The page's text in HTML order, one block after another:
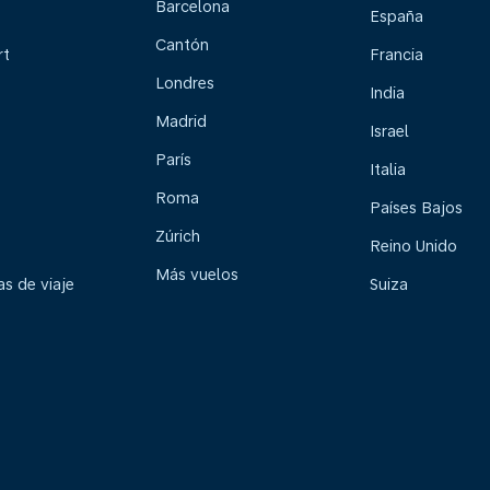
de viaje
Barcelona
Cantón
Londres
Madrid
París
Roma
Zúrich
Más vuelos
España
Francia
India
Israel
Italia
Países Bajos
Reino Unido
Suiza